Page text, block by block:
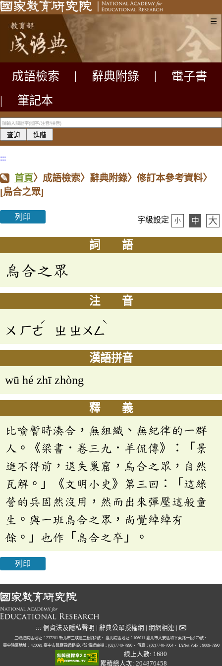
☰
成語檢索 辭典附錄
電子書
|
筆記本
:::
首頁〉成語檢索〉辭典附錄〉修訂本參考資料〉
[烏合之眾]
列印 字級設定 小 中 大
詞 語
烏合之眾
注 音
ㄨ ㄏㄜ
ˊ
ㄓ ㄓㄨㄥ
ˋ
漢語拼音
wū hé zhī zhòng
釋 義
比喻暫時湊合，無組織、無紀律的一群
人。《梁書．卷三九．羊侃傳》：「景
進不得前，退失巢窟，烏合之眾，自然
瓦解。」《文明小史》第三回：「這綠
營的兵固然沒用，然而出來彈壓這般童
生。與一班烏合之眾，尚覺綽綽有
餘。」也作「烏合之卒」。
列印
::: 個資法及隱私聲明 辭典公眾授權網 網網相連 ✉
三峽總院區地址：237201 新北市三峽區三樹路2號、 臺北院區地址：106011 臺北市大安區和平東路一段179號、
臺中院區地址：420081 臺中市豐原區師範街67號 電話總機：(02)7740-7890、 傳真：(02)7740-7064、 TANet VoIP：9009-7890
線上人數: 1680
累積總人次: 204876458